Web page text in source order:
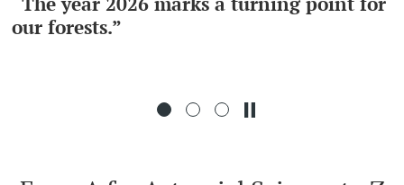
Continuing Education
our forests.”